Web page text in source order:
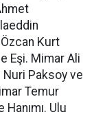
Kurt
Eşi. Mimar Ali
Nuri Paksoy ve
Temur
Ulu